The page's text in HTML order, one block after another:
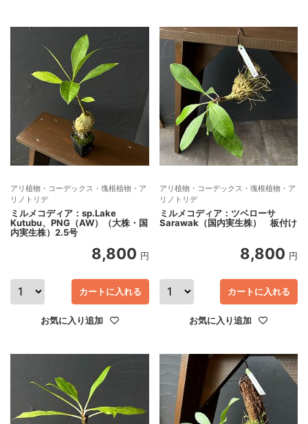
アリ植物・コーデックス・塊根植物・ア
リノトリデ
ミルメコディア：sp.Lake
Kutubu、PNG（AW）（大株・国
内実生株）2.5号
8,800 円
カートに入れる
お気に入り追加
アリ植物・コーデックス・塊根植物・ア
リノトリデ
ミルメコディア：ツベローサ
Sarawak（国内実生株） 板付け
8,800 円
カートに入れる
お気に入り追加